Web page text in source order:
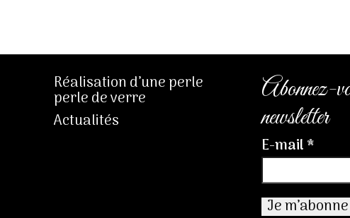
Réalisation d’une perle
perle de verre
Actualités
Abonnez-
newsletter
E-mail*